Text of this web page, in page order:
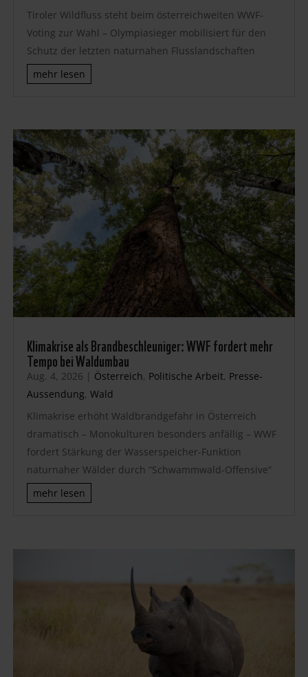
Tiroler Wildfluss steht beim österreichweiten WWF-
Voting zur Wahl – Olympiasieger mobilisiert für den
Schutz der letzten naturnahen Flusslandschaften
mehr lesen
Klimakrise als Brandbeschleuniger: WWF fordert mehr
Tempo bei Waldumbau
Aug. 4, 2026 | Österreich, Politische Arbeit, Presse-
Aussendung, Wald
Klimakrise erhöht Waldbrandgefahr in Österreich
dramatisch – Monokulturen besonders anfällig – WWF
fordert Stärkung der Wasserspeicher-Funktion
naturnaher Wälder durch “Schwammwald-Offensive”
mehr lesen